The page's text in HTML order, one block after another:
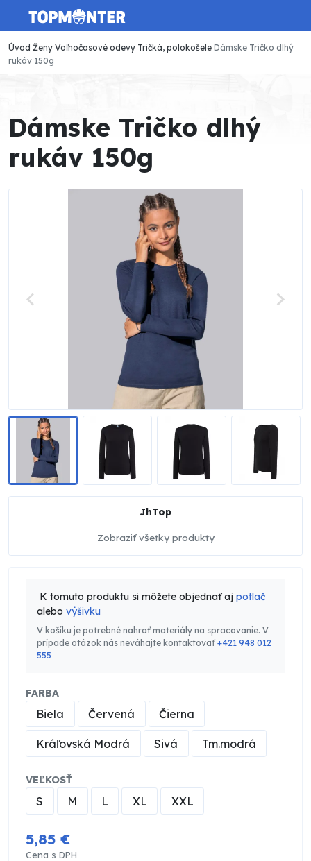
Úvod Ženy Voľnočasové odevy Tričká, polokošele Dámske Tričko dlhý
rukáv 150g
JhTop
Zobraziť všetky produkty
Dámske Tričko dlhý
rukáv 150g
K tomuto produktu si môžete objednať aj potlač
alebo výšivku
V košíku je potrebné nahrať materiály na spracovanie. V
prípade otázok nás neváhajte kontaktovať+421 948 012
555
FARBA
Biela Červená Čierna
Kráľovská Modrá Sivá Tm.modrá
VEĽKOSŤ
S M L XL XXL
5,85 €
Cena s DPH